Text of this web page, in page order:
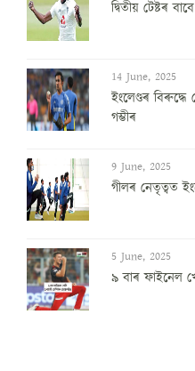
দ্বিতীয় টেষ্টৰ
14 June, 2025
ইংলেণ্ডৰ বিৰুদ্ধে
গম্ভীৰ
9 June, 2025
গীলৰ নেতৃত্বত
5 June, 2025
৯ বাৰ ফাইনেল